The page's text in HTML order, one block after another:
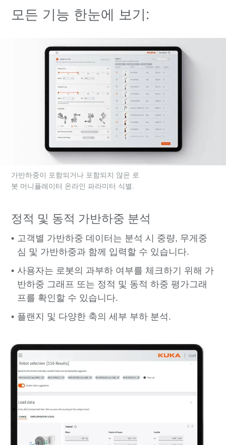
모든 기능 한눈에 보기:
가반하중이 포함되거나 포함되지 않은 로
봇 머니퓰레이터 온라인 파라미터 식별.
정적 및 동적 가반하중 분석
고객별 가반하중 데이터는 분석 시 중량, 무게중
심 및 가반하중과 함께 입력할 수 있습니다.
사용자는 로봇의 과부하 여부를 체크하기 위해 가
반하중 그래프 또는 정적 및 동적 하중 평가그래
프를 확인할 수 있습니다.
플랜지 및 다양한 축의 세부 부하 분석.